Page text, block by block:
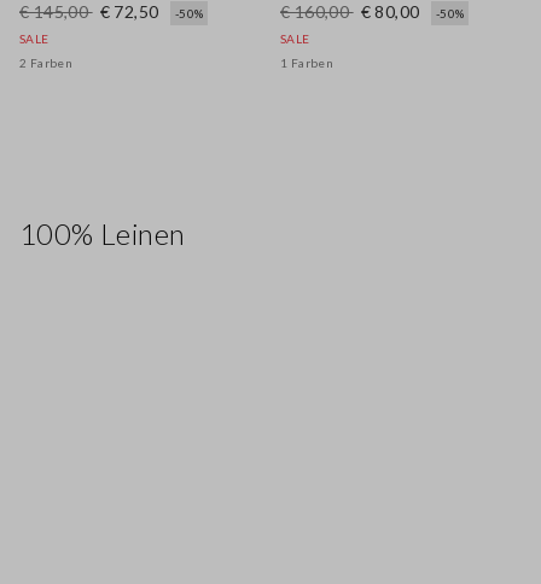
€ 145,00 € 72,50
-50%
SALE
2 Farben
€ 160,00 € 80,00
-50%
SALE
1 Farben
100% Leinen